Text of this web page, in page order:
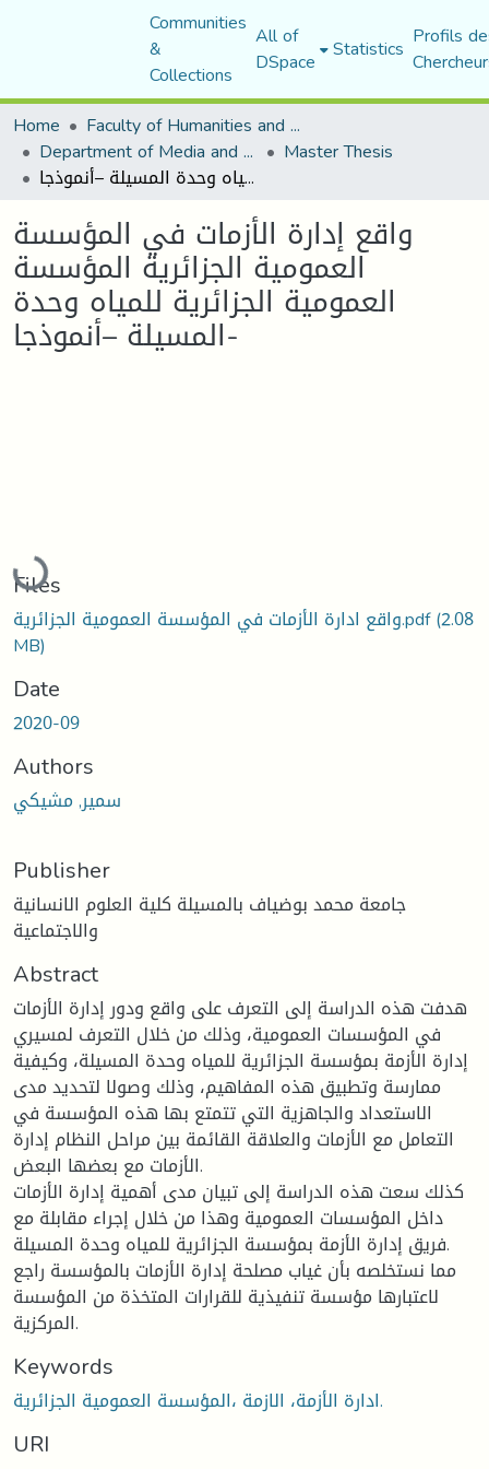
Communities
&
Collections
All of
DSpace Statistics Profils
Home
Faculty of Humanities and Social Sciences
Department of Media and Communication Studies Master Thesis
واقع إدارة الأزمات في المؤسسة العمومية الجزائرية المؤسسة العمومية الجزائرية للمياه وحدة المسيلة –أنموذجا-
واقع إدارة الأزمات في المؤسسة
العمومية الجزائرية المؤسسة
العمومية الجزائرية للمياه وحدة
المسيلة –أنموذجا-
Loading...
Files
واقع ادارة الأزمات في المؤسسة العمومية الجزائرية.pdf(2.08
MB)
Date
2020-09
Authors
سمير, مشيكي
Publisher
جامعة محمد بوضياف بالمسيلة كلية العلوم الانسانية
والاجتماعية
Abstract
هدفت هذه الدراسة إلى التعرف على واقع ودور إدارة الأزمات
في المؤسسات العمومية، وذلك من خلال التعرف لمسيري
إدارة الأزمة بمؤسسة الجزائرية للمياه وحدة المسيلة، وكيفية
ممارسة وتطبيق هذه المفاهيم، وذلك وصولا لتحديد مدى
الاستعداد والجاهزية التي تتمتع بها هذه المؤسسة في
التعامل مع الأزمات والعلاقة القائمة بين مراحل النظام إدارة
الأزمات مع بعضها البعض.
كذلك سعت هذه الدراسة إلى تبيان مدى أهمية إدارة الأزمات
داخل المؤسسات العمومية وهذا من خلال إجراء مقابلة مع
فريق إدارة الأزمة بمؤسسة الجزائرية للمياه وحدة المسيلة.
مما نستخلصه بأن غياب مصلحة إدارة الأزمات بالمؤسسة راجع
لاعتبارها مؤسسة تنفيذية للقرارات المتخذة من المؤسسة
المركزية.
Keywords
ادارة الأزمة، الازمة ،المؤسسة العمومية الجزائرية.
URI